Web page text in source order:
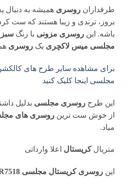
طرفداران روسری همیشه به دنبال
بروز، ترندی و زیبا هستند که ست
باشه. این روسری مزونی با رنگ
مجلسی میس لاکچری یک روسری
برای مشاهده سایر طرح های
مجلسی اینجا کلیک کنید
این طرح روسری مجلسی بدلیل
از خوش ست ترین روسری های
میاد.
متریالکریستال اعلا وارداتی
این روسری کریستال مجلسی R7518